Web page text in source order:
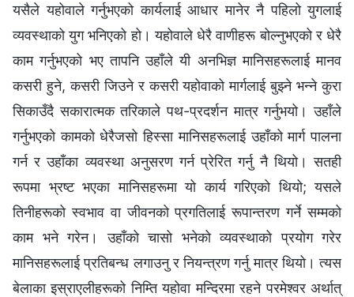
यसैले यहोवाले गर्नुभएको कार्यलाई आधार मानेर नै पहिलो युगलाई
व्यवस्थाको युग भनिएको हो। यहोवाले धेरै वाणीहरू बोल्‍नुभएको र धेरै
काम गर्नुभएको भए तापनि उहाँले यी अनभिज्ञ मानिसहरूलाई मानव
कसरी हुने, कसरी जिउने र कसरी यहोवाको मार्गलाई बुझ्‍ने भन्‍ने कुरा
सिकाउँदै सकारात्मक तरिकाले पथ-प्रदर्शन मात्र गर्नुभयो। उहाँले
गर्नुभएको कामको धेरैजसो हिस्सा मानिसहरूलाई उहाँको मार्ग पालना
गर्न र उहाँका व्यवस्था अनुसरण गर्न प्रेरित गर्नु नै थियो। सतही
रूपमा भ्रष्ट भएका मानिसहरूमा यो कार्य गरिएको थियो; यसले
तिनीहरूको स्वभाव वा जीवनको प्रगतिलाई रूपान्तरण गर्ने सम्‍मको
काम भने गरेन। उहाँको चासो भनेको व्यवस्थाको प्रयोग गरेर
मानिसहरूलाई प्रतिबन्ध लगाउनु र नियन्त्रण गर्नु मात्र थियो। त्यस
बेलाका इस्राएलीहरूको निम्ति यहोवा मन्दिरमा रहने परमेश्‍वर अर्थात्